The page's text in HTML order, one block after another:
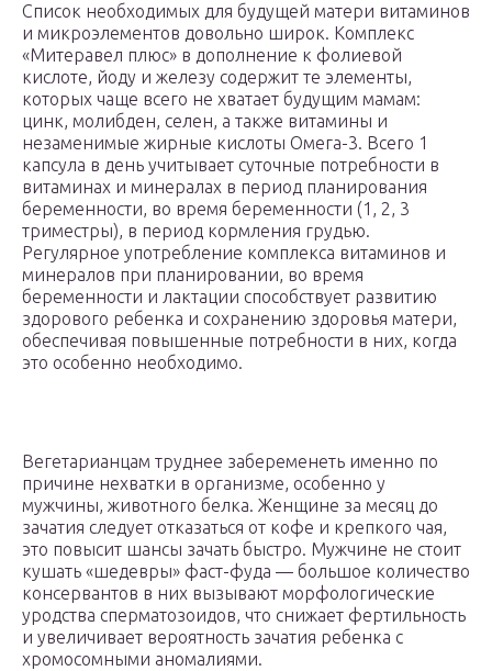
Список необходимых для будущей матери витаминов
и микроэлементов довольно широк. Комплекс
«Митеравел плюс» в дополнение к фолиевой
кислоте, йоду и железу содержит те элементы,
которых чаще всего не хватает будущим мамам:
цинк, молибден, селен, а также витамины и
незаменимые жирные кислоты Омега-3. Всего 1
капсула в день учитывает суточные потребности в
витаминах и минералах в период планирования
беременности, во время беременности (1, 2, 3
триместры), в период кормления грудью.
Регулярное употребление комплекса витаминов и
минералов при планировании, во время
беременности и лактации способствует развитию
здорового ребенка и сохранению здоровья матери,
обеспечивая повышенные потребности в них, когда
это особенно необходимо.
Вегетарианцам труднее забеременеть именно по
причине нехватки в организме, особенно у
мужчины, животного белка. Женщине за месяц до
зачатия следует отказаться от кофе и крепкого чая,
это повысит шансы зачать быстро. Мужчине не стоит
кушать «шедевры» фаст-фуда — большое количество
консервантов в них вызывают морфологические
уродства сперматозоидов, что снижает фертильность
и увеличивает вероятность зачатия ребенка с
хромосомными аномалиями.